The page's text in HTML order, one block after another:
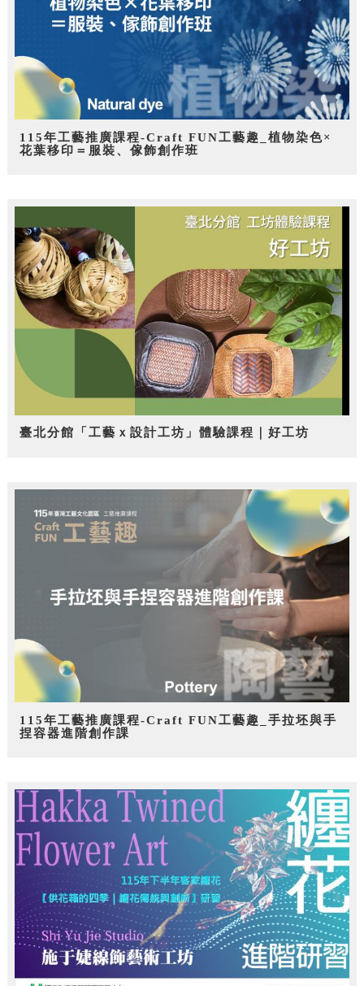
115年工藝推廣課程-Craft FUN工藝趣_植物染色×
花葉移印＝服裝、傢飾創作班
臺北分館「工藝ｘ設計工坊」體驗課程｜好工坊
115年工藝推廣課程-Craft FUN工藝趣_手拉坯與手
捏容器進階創作課